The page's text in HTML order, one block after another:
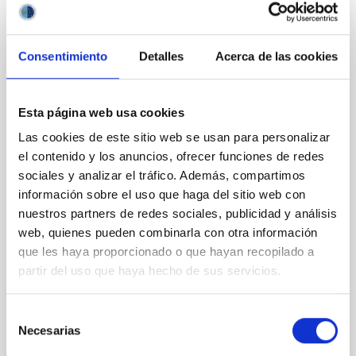
Consentimiento Detalles Acerca de las cookies
Esta página web usa cookies
Las cookies de este sitio web se usan para personalizar
el contenido y los anuncios, ofrecer funciones de redes
sociales y analizar el tráfico. Además, compartimos
información sobre el uso que haga del sitio web con
nuestros partners de redes sociales, publicidad y análisis
web, quienes pueden combinarla con otra información
que les haya proporcionado o que hayan recopilado a
partir del uso que haya hecho de sus servicios.
Necesarias
Un cúmulo estelar nuclear preserva el
una galaxia en formación estelar
estelares densos y compactos, con tamaños de
muchas galaxias. Se cree que su formación está
estrechamente relacionada con la historia de
ensamblaje de sus galaxias anfitrionas, y los
astrónomos consideran que contienen pistas
fundamentales sobre cómo las galaxias se formaron
y evolucionaron a lo largo de la historia del Universo.
Estudios recientes sugieren que pueden existir
diferentes mecanismos de formación de estos
cúmulos en galaxias de tipo temprano y tardío,
aunque los procesos dominantes
Fecha de publicación